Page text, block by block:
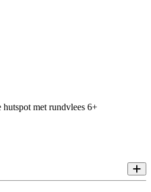
met rundvlees 6+